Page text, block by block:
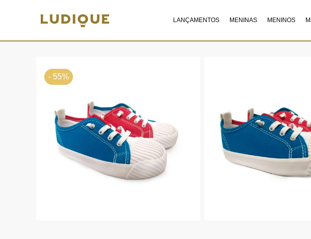
LANÇAMENTOS MENINAS MENINOS
- 55%